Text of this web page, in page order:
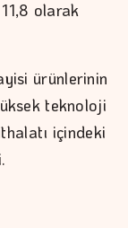
olarak
ürünlerinin
teknoloji
içindeki